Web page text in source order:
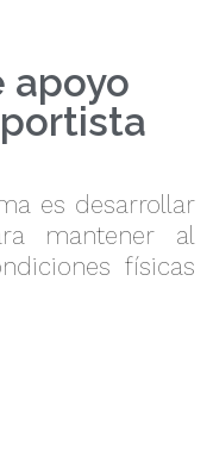
apoyo
es desarrollar
mantener al
físicas